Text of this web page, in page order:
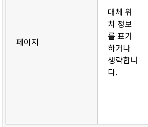
페이지
대체 위
치 정보
를 표기
하거나
생략합니
다.